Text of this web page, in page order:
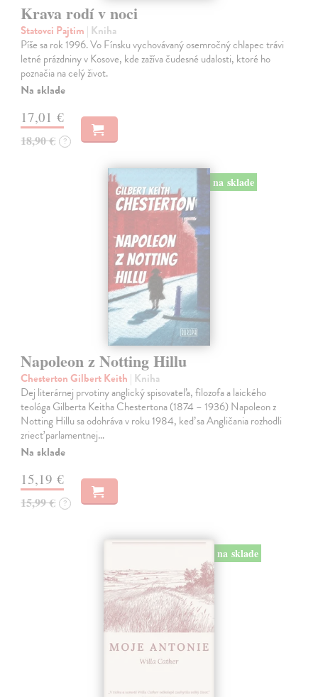
Krava rodí v noci
Statovci Pajtim | Kniha
Píše sa rok 1996. Vo Fínsku vychovávaný osemročný chlapec trávi
letné prázdniny v Kosove, kde zažíva čudesné udalosti, ktoré ho
poznačia na celý život.
Na sklade
17,01 €
18,90 € ?
na sklade
Napoleon z Notting Hillu
Chesterton Gilbert Keith | Kniha
Dej literárnej prvotiny anglický spisovateľa, filozofa a laického
teológa Gilberta Keitha Chestertona (1874 – 1936) Napoleon z
Notting Hillu sa odohráva v roku 1984, keď sa Angličania rozhodli
zriecť parlamentnej…
Na sklade
15,19 €
15,99 € ?
na sklade